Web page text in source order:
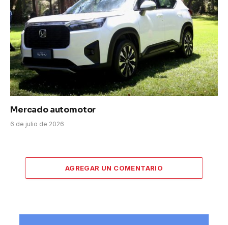
Mercado automotor
6 de julio de 2026
AGREGAR UN COMENTARIO